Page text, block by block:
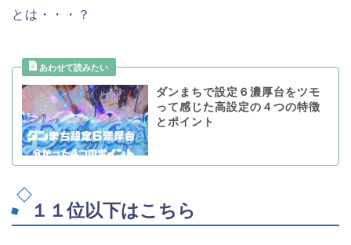
とは・・・？
ダンまちで設定６濃厚台をツモ
って感じた高設定の４つの特徴
とポイント
１１位以下はこちら